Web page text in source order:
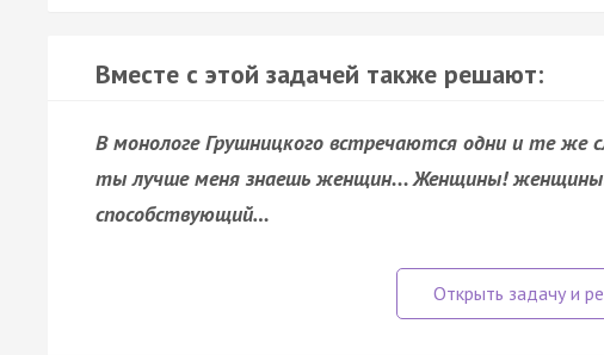
Вместе с этой задачей также решают:
В монологе Грушницкого встречаются одни и те
ты лучше меня знаешь женщин... Женщины!
способствующий…